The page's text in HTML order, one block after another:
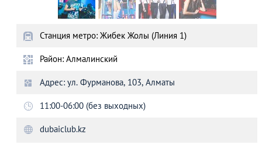
Станция метро: Жибек Жолы (Линия 1)
Район: Алмалинский
Адрес: ул. Фурманова, 103, Алматы
11:00-06:00 (без выходных)
dubaiclub.kz